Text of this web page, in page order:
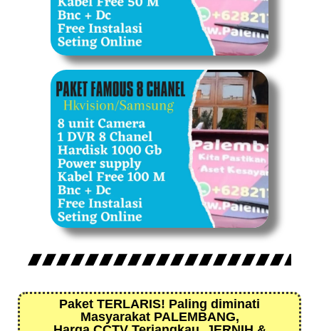
Paket TERLARIS! Paling diminati
Masyarakat PALEMBANG,